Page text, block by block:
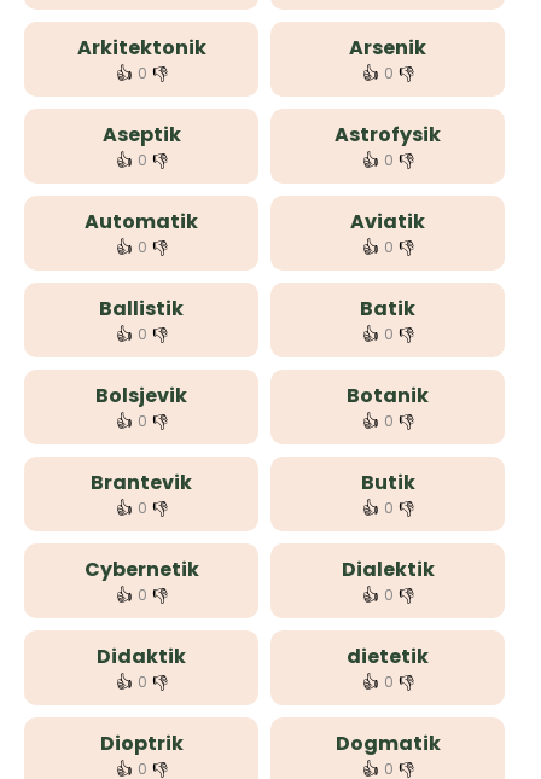
Arkitektonik
👍 0 👎
Arsenik
👍 0 👎
Aseptik
👍 0 👎
Astrofysik
👍 0 👎
Automatik
👍 0 👎
Aviatik
👍 0 👎
Ballistik
👍 0 👎
Batik
👍 0 👎
Bolsjevik
👍 0 👎
Botanik
👍 0 👎
Brantevik
👍 0 👎
Butik
👍 0 👎
Cybernetik
👍 0 👎
Dialektik
👍 0 👎
Didaktik
👍 0 👎
dietetik
👍 0 👎
Dioptrik
👍 0 👎
Dogmatik
👍 0 👎